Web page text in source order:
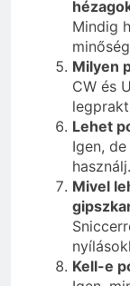
Mindig
Milyen
CW és
Lehet
Igen,
használj.
Mivel
Kell-e